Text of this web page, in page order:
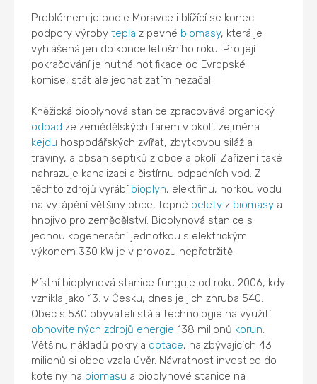
Problémem je podle Moravce i blížící se konec
podpory výrobytepla z pevné biomasy, která je
vyhlášená jen do konce letošního roku. Pro její
pokračování je nutná notifikace od Evropské
komise, stát ale jednat zatím nezačal.
Kněžická bioplynová stanice zpracovává organický
odpad ze zemědělských farem v okolí, zejména
kejdu hospodářských zvířat, zbytkovou siláž a
traviny, a obsah septiků z obce a okolí. Zařízení také
nahrazuje kanalizaci a čistírnu odpadních vod. Z
těchto zdrojů vyrábí bioplyn, elektřinu, horkou vodu
na vytápění většiny obce, topné pelety z biomasy a
hnojivo pro zemědělství. Bioplynová stanice s
jednou kogenerační jednotkou s elektrickým
výkonem 330 kW je v provozu nepřetržitě.
Místní bioplynová stanice funguje od roku 2006, kdy
vznikla jako 13. v Česku, dnes je jich zhruba 540.
Obec s 530 obyvateli stála technologie na využití
obnovitelných zdrojů energie 138 milionů korun.
Většinu nákladů pokryla dotace, na zbývajících 43
milionů si obec vzala úvěr. Návratnost investice do
kotelny na biomasu a bioplynové stanice na